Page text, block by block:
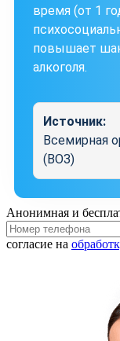
время (от 1
повышает
алкоголя.
Источник:
Всемирная
(ВОЗ)
Анонимная и
согласие на